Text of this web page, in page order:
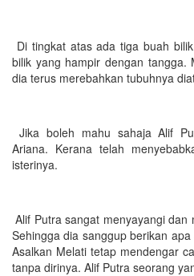
Di tingkat atas ada tiga buah
bilik yang hampir dengan tangga.
dia terus merebahkan tubuhnya
Jika boleh mahu sahaja Alif
Ariana. Kerana telah
isterinya.
Alif Putra sangat menyayangi dan
Sehingga dia sanggup berikan
Asalkan Melati tetap mendengar
tanpa dirinya. Alif Putra seorang